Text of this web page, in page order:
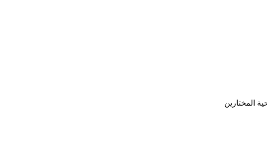
المختارين